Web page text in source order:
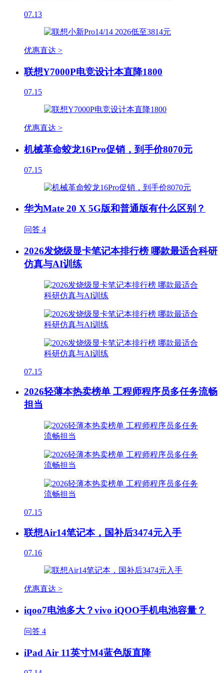
07.13
优惠直达 >
联想Y7000P电竞设计本直降1800
07.15
优惠直达 >
机械革命蛟龙16Pro促销，到手价8070元
07.15
华为Mate 20 X 5G版和普通版有什么区别？
问答 4
2026发烧级显卡笔记本排行榜 哪款最适合科研
仿真与AI训练
07.15
2026轻薄本热卖榜单 工程师程序员多任务流畅
担当
07.15
联想Air14笔记本，国补后3474元入手
07.16
优惠直达 >
iqoo7电池多大？vivo iQOO手机电池容量？
问答 4
iPad Air 11英寸M4蓝色版直降